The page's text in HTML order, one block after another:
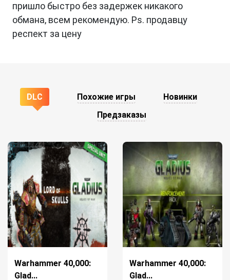
пришло быстро без задержек никакого
обмана, всем рекомендую. Ps. продавцу
респект за цену
DLC Похожие игры
Новинки
Предзаказы
Warhammer 40,000:
Glad...
Warhammer 40,000:
Glad...